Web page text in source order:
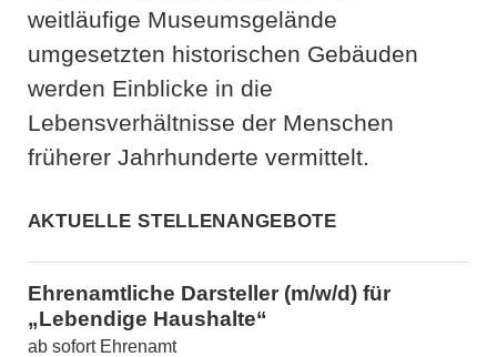
weitläufige Museumsgelände
umgesetzten historischen Gebäuden
werden Einblicke in die
Lebensverhältnisse der Menschen
früherer Jahrhunderte vermittelt.
Aktuelle Stellenangebote
Ehrenamtliche Darsteller (m/w/d) für
„Lebendige Haushalte“
ab sofort Ehrenamt